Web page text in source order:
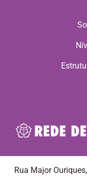
Rua Major